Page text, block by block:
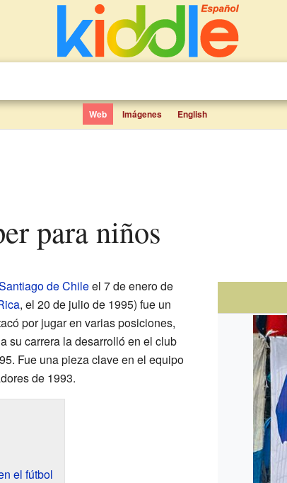
Web Imágenes English
para niños
de Chileel 7 de enero de
, el 20 de julio de 1995) fue un
por jugar en varias posiciones,
su carrera la desarrolló en el club
Fue una pieza clave en el equipo
de 1993.
el fútbol